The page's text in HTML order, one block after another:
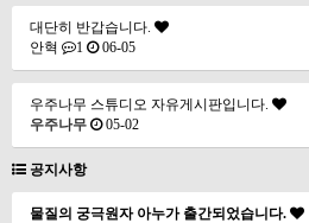
대단히 반갑습니다.
안혁
1 06-05
우주나무 스튜디오 자유게시판입니다.
우주나무
05-02
공지사항
물질의 궁극원자 아누가 출간되었습니다.